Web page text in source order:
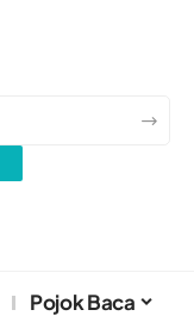
Pojok Baca